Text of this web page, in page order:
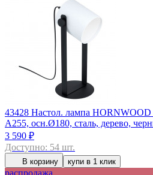
43428 Настол. лампа
A255, осн.Ø180, сталь, дерево,
3 590 ₽
Доступно: 54 шт.
В корзину купи в 1 клик
распродажа